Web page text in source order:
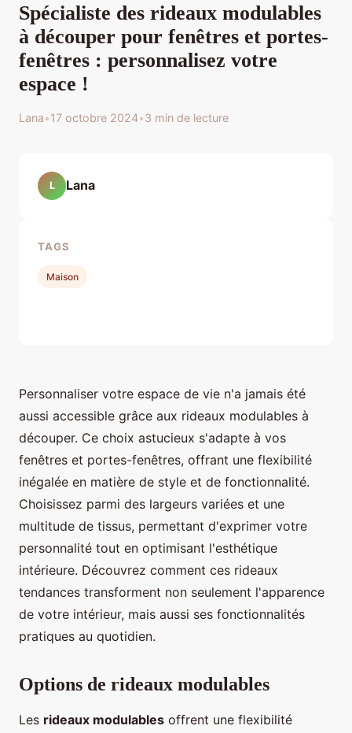
Spécialiste des rideaux modulables
à découper pour fenêtres et portes-
fenêtres : personnalisez votre
espace !
Lana•17 octobre 2024•3 min de lecture
Personnaliser votre espace de vie n'a jamais été
aussi accessible grâce aux rideaux modulables à
découper. Ce choix astucieux s'adapte à vos
fenêtres et portes-fenêtres, offrant une flexibilité
inégalée en matière de style et de fonctionnalité.
Choisissez parmi des largeurs variées et une
multitude de tissus, permettant d'exprimer votre
personnalité tout en optimisant l'esthétique
intérieure. Découvrez comment ces rideaux
tendances transforment non seulement l'apparence
de votre intérieur, mais aussi ses fonctionnalités
pratiques au quotidien.
Options de rideaux modulables
Les rideaux modulables offrent une flexibilité
L Lana
TAGS
Maison